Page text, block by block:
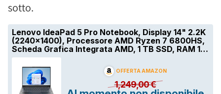
sotto.